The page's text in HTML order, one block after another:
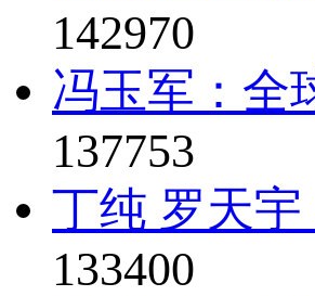
142970
冯玉军：全
137753
丁纯 罗天
133400